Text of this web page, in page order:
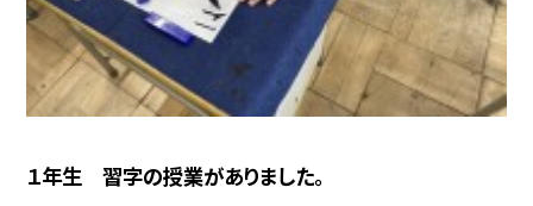
１年生 習字の授業がありました。